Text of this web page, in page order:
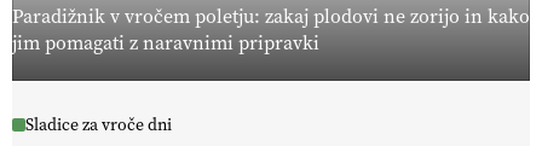
Paradižnik v vročem poletju: zakaj plodovi ne zorijo in kako
jim pomagati z naravnimi pripravki
Sladice za vroče dni